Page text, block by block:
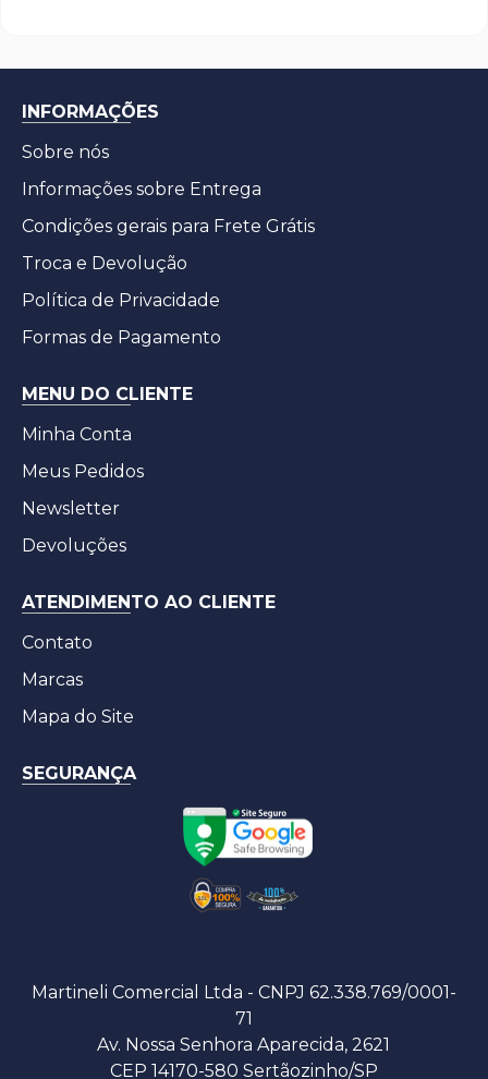
INFORMAÇÕES
Sobre nós
Informações sobre Entrega
Condições gerais para Frete Grátis
Troca e Devolução
Política de Privacidade
Formas de Pagamento
MENU DO CLIENTE
Minha Conta
Meus Pedidos
Newsletter
Devoluções
ATENDIMENTO AO CLIENTE
Contato
Marcas
Mapa do Site
SEGURANÇA
Martineli Comercial Ltda - CNPJ 62.338.769/0001-
71
Av. Nossa Senhora Aparecida, 2621
CEP 14170-580 Sertãozinho/SP